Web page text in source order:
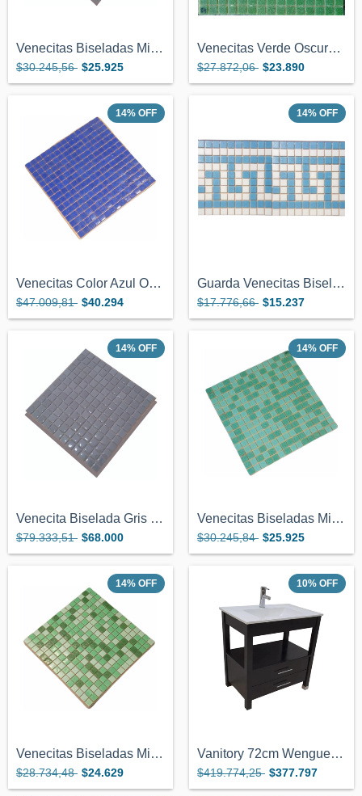
Venecitas Biseladas Mix Dos Celestes Y B...
$30.245,56 $25.925
Venecitas Verde Oscuro 2x2 Cm Biseladas...
$27.872,06 $23.890
14% OFF
Venecitas Color Azul Oscuro 2x2 Cm P Pil...
$47.009,81 $40.294
14% OFF
Guarda Venecitas Biseladas 2x2 De Pileta...
$17.776,66 $15.237
14% OFF
Venecita Biselada Gris Calidad Premium 2...
$79.333,51 $68.000
14% OFF
Venecitas Biseladas Mix Aguamarina 2x2 X...
$30.245,84 $25.925
14% OFF
Venecitas Biseladas Mix Verdes 2x2 Para...
$28.734,48 $24.629
10% OFF
Vanitory 72cm Wengue 2 Cajones Bacha Már...
$419.774,25 $377.797